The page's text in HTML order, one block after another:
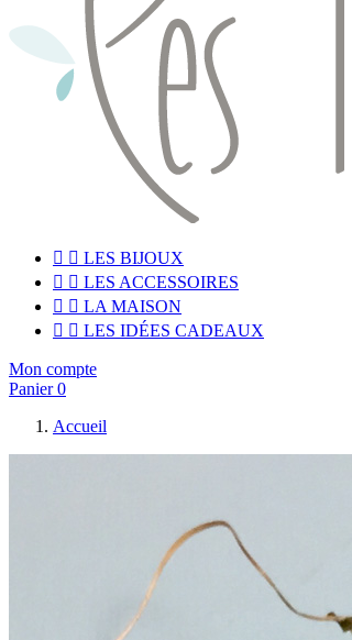
  LES BIJOUX
  LES ACCESSOIRES
  LA MAISON
  LES IDÉES CADEAUX
Mon compte
Panier 0
Accueil